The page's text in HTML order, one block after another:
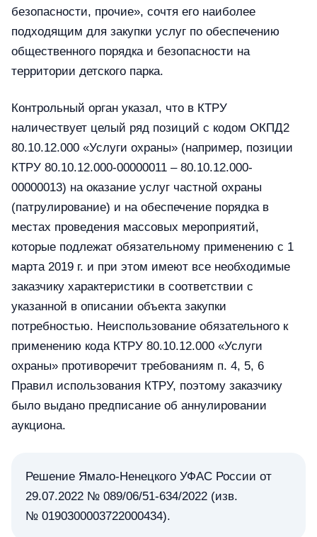
безопасности, прочие», сочтя его наиболее
подходящим для закупки услуг по обеспечению
общественного порядка и безопасности на
территории детского парка.
Контрольный орган указал, что в КТРУ
наличествует целый ряд позиций с кодом ОКПД2
80.10.12.000 «Услуги охраны» (например, позиции
КТРУ 80.10.12.000-00000011 – 80.10.12.000-
00000013) на оказание услуг частной охраны
(патрулирование) и на обеспечение порядка в
местах проведения массовых мероприятий,
которые подлежат обязательному применению с 1
марта 2019 г. и при этом имеют все необходимые
заказчику характеристики в соответствии с
указанной в описании объекта закупки
потребностью. Неиспользование обязательного к
применению кода КТРУ 80.10.12.000 «Услуги
охраны» противоречит требованиям п. 4, 5, 6
Правил использования КТРУ, поэтому заказчику
было выдано предписание об аннулировании
аукциона.
Решение Ямало-Ненецкого УФАС России от
29.07.2022 № 089/06/51-634/2022 (изв.
№ 0190300003722000434).